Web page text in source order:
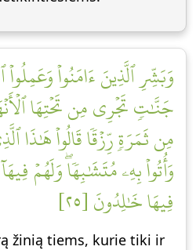
وَبَشِّرِ ٱلَّذِينَ ءَامَنُواْ
جَنَّٰتٖ تَجۡرِي مِن تَحۡتِهَا
مِن ثَمَرَةٖ رِّزۡقٗا قَالُواْ هَٰذَا
وَأُتُواْ بِهِۦ مُتَشَٰبِهٗاۖ وَلَهُمۡ
فِيهَا خَٰلِدُونَ [٢٥]
žinią tiems, kurie tiki ir